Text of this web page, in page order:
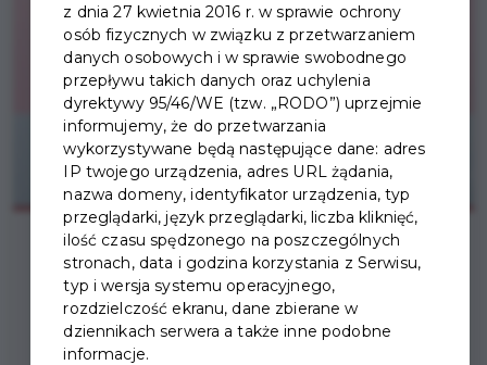
WIELKANOCNY
z dnia 27 kwietnia 2016 r. w sprawie ochrony
osób fizycznych w związku z przetwarzaniem
danych osobowych i w sprawie swobodnego
przepływu takich danych oraz uchylenia
dyrektywy 95/46/WE (tzw. „RODO”) uprzejmie
informujemy, że do przetwarzania
wykorzystywane będą następujące dane: adres
IP twojego urządzenia, adres URL żądania,
nazwa domeny, identyfikator urządzenia, typ
przeglądarki, język przeglądarki, liczba kliknięć,
ilość czasu spędzonego na poszczególnych
stronach, data i godzina korzystania z Serwisu,
typ i wersja systemu operacyjnego,
rozdzielczość ekranu, dane zbierane w
dziennikach serwera a także inne podobne
informacje.